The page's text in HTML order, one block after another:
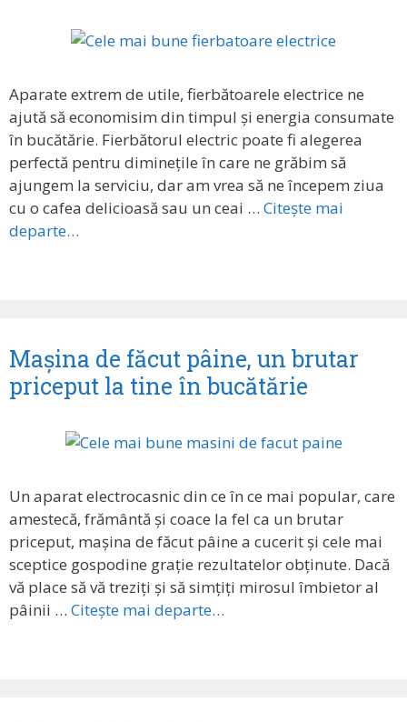
Aparate extrem de utile, fierbătoarele electrice ne
ajută să economisim din timpul și energia consumate
în bucătărie. Fierbătorul electric poate fi alegerea
perfectă pentru diminețile în care ne grăbim să
ajungem la serviciu, dar am vrea să ne începem ziua
cu o cafea delicioasă sau un ceai … Citește mai
departe…
Mașina de făcut pâine, un brutar
priceput la tine în bucătărie
Un aparat electrocasnic din ce în ce mai popular, care
amestecă, frământă și coace la fel ca un brutar
priceput, mașina de făcut pâine a cucerit și cele mai
sceptice gospodine grație rezultatelor obținute. Dacă
vă place să vă treziți și să simțiți mirosul îmbietor al
pâinii … Citește mai departe…